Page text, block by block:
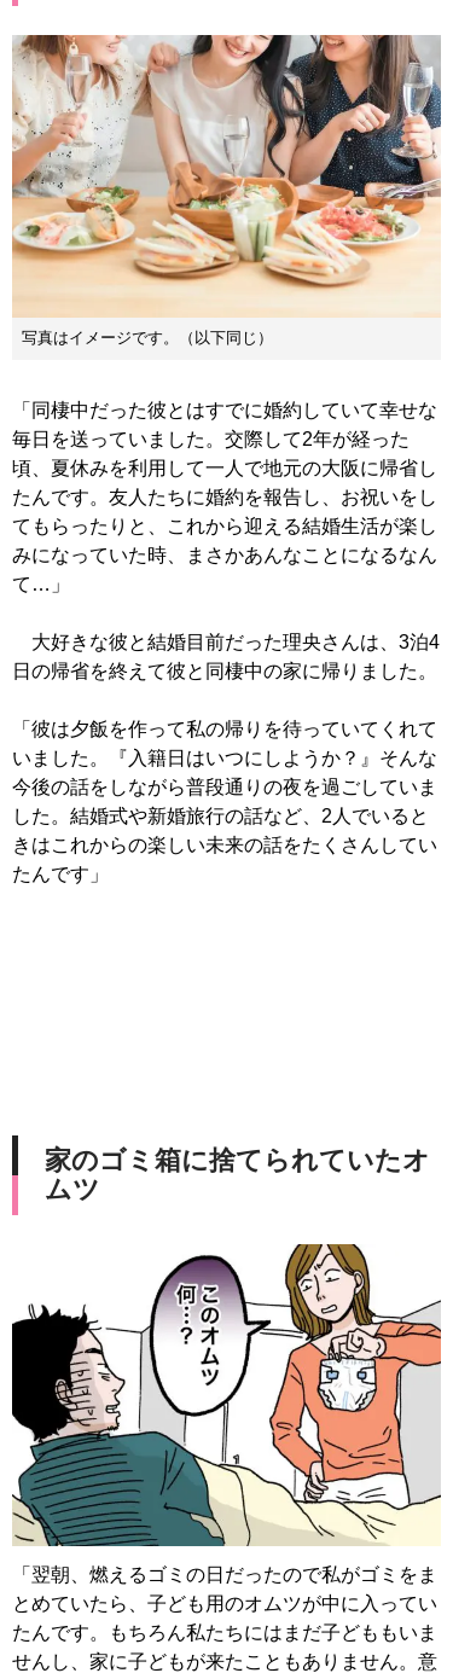
写真はイメージです。（以下同じ）
「同棲中だった彼とはすでに婚約していて幸せな
毎日を送っていました。交際して2年が経った
頃、夏休みを利用して一人で地元の大阪に帰省し
たんです。友人たちに婚約を報告し、お祝いをし
てもらったりと、これから迎える結婚生活が楽し
みになっていた時、まさかあんなことになるなん
て…」
大好きな彼と結婚目前だった理央さんは、3泊4
日の帰省を終えて彼と同棲中の家に帰りました。
「彼は夕飯を作って私の帰りを待っていてくれて
いました。『入籍日はいつにしようか？』そんな
今後の話をしながら普段通りの夜を過ごしていま
した。結婚式や新婚旅行の話など、2人でいると
きはこれからの楽しい未来の話をたくさんしてい
たんです」
家のゴミ箱に捨てられていたオ
ムツ
「翌朝、燃えるゴミの日だったので私がゴミをま
とめていたら、子ども用のオムツが中に入ってい
たんです。もちろん私たちにはまだ子どももいま
せんし、家に子どもが来たこともありません。意